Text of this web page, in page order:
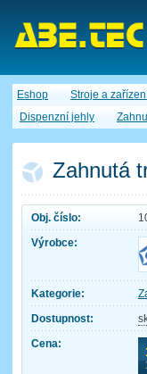
Eshop Stroje a
Dispenzní jehly
Zahnutá
Obj. číslo:
Výrobce:
Kategorie:
Dostupnost:
Cena: